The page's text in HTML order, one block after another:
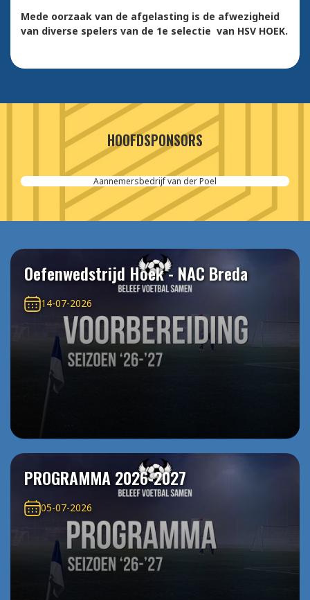
Mede oorzaak van de afgelasting is de afwezigheid
van diverse spelers van de 1e selectie van HSV HOEK.
HOOFDSPONSORS
Cordeel Nederland
Oefenwedstrijd Hoek - NAC Breda
14-07-2026
PROGRAMMA 2026-2027
05-07-2026